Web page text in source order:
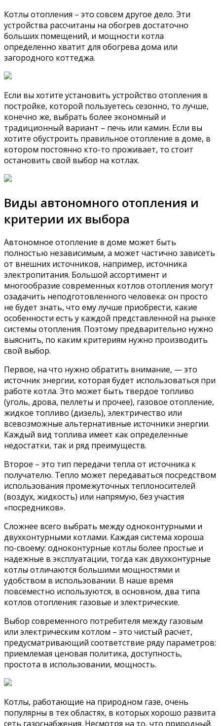
Котлы отопления – это совсем другое дело. Эти
устройства рассчитаны на обогрев достаточно
больших помещений, и мощности котла
определенно хватит для обогрева дома или
загородного коттеджа.
Если вы хотите установить устройство отопления в
постройке, которой пользуетесь сезонно, то лучше,
конечно же, выбрать более экономный и
традиционный вариант – печь или камин. Если вы
хотите обустроить правильное отопление в доме, в
котором постоянно кто-то проживает, то стоит
остановить свой выбор на котлах.
Виды автономного отопления и
критерии их выбора
Автономное отопление в доме может быть
полностью независимым, а может частично зависеть
от внешних источников, например, источника
электропитания. Большой ассортимент и
многообразие современных котлов отопления могут
озадачить неподготовленного человека: он просто
не будет знать, что ему лучше приобрести, какие
особенности есть у каждой представленной на рынке
системы отопления. Поэтому предварительно нужно
выяснить, по каким критериям нужно производить
свой выбор.
Первое, на что нужно обратить внимание, — это
источник энергии, которая будет использоваться при
работе котла. Это может быть твердое топливо
(уголь, дрова, пеллеты и прочее), газовое отопление,
жидкое топливо (дизель), электричество или
всевозможные альтернативные источники энергии.
Каждый вид топлива имеет как определенные
недостатки, так и ряд преимуществ.
Второе – это тип передачи тепла от источника к
получателю. Тепло может передаваться посредством
использования промежуточных теплоносителей
(воздух, жидкость) или напрямую, без участия
«посредников».
Сложнее всего выбрать между одноконтурными и
двухконтурными котлами. Каждая система хороша
по-своему: одноконтурные котлы более простые и
надежные в эксплуатации, тогда как двухконтурные
котлы отличаются большими мощностями и
удобством в использовании. В наше время
повсеместно используются, в основном, два типа
котлов отопления: газовые и электрические.
Выбор современного потребителя между газовым
или электрическим котлом – это чистый расчет,
предусматривающий соответствие ряду параметров:
приемлемая ценовая политика, доступность,
простота в использовании, мощность.
Котлы, работающие на природном газе, очень
популярны в тех областях, в которых хорошо развита
сеть газоснабжения. Несмотря на то, что природный